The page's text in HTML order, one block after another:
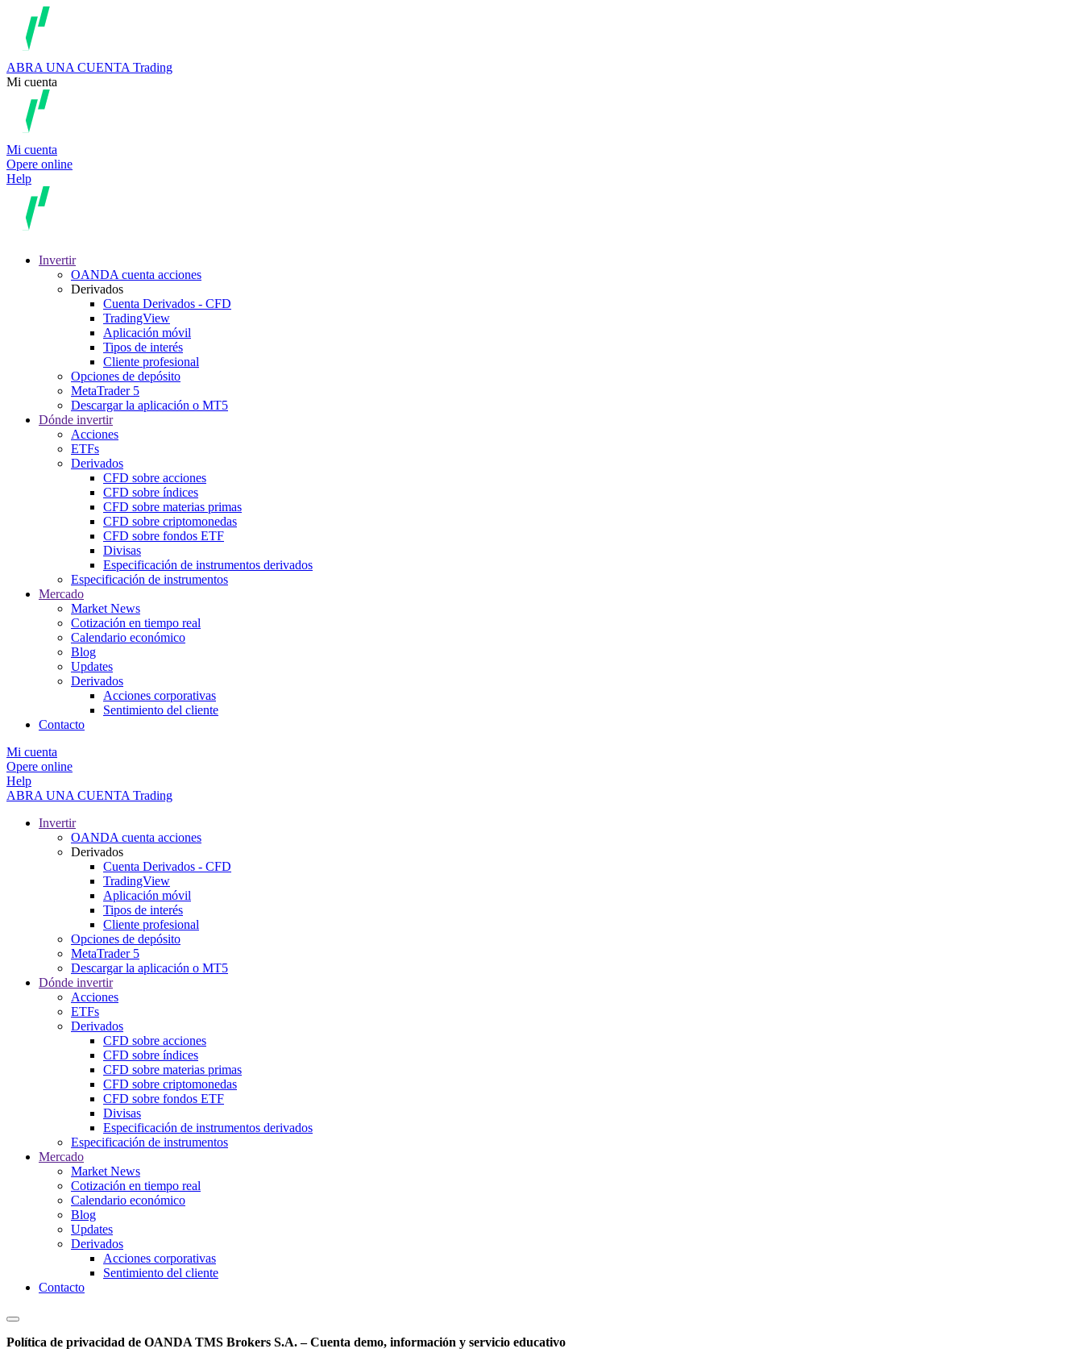
ABRA UNA CUENTA Trading
Mi cuenta
Mi cuenta
Opere online
Help
Invertir
OANDA cuenta acciones
Derivados
Cuenta Derivados - CFD
TradingView
Aplicación móvil
Tipos de interés
Cliente profesional
Opciones de depósito
MetaTrader 5
Descargar la aplicación o MT5
Dónde invertir
Acciones
ETFs
Derivados
CFD sobre acciones
CFD sobre índices
CFD sobre materias primas
CFD sobre criptomonedas
CFD sobre fondos ETF
Divisas
Especificación de instrumentos derivados
Especificación de instrumentos
Mercado
Market News
Cotización en tiempo real
Calendario económico
Blog
Updates
Derivados
Acciones corporativas
Sentimiento del cliente
Contacto
Mi cuenta
Opere online
Help
ABRA UNA CUENTA Trading
Invertir
OANDA cuenta acciones
Derivados
Cuenta Derivados - CFD
TradingView
Aplicación móvil
Tipos de interés
Cliente profesional
Opciones de depósito
MetaTrader 5
Descargar la aplicación o MT5
Dónde invertir
Acciones
ETFs
Derivados
CFD sobre acciones
CFD sobre índices
CFD sobre materias primas
CFD sobre criptomonedas
CFD sobre fondos ETF
Divisas
Especificación de instrumentos derivados
Especificación de instrumentos
Mercado
Market News
Cotización en tiempo real
Calendario económico
Blog
Updates
Derivados
Acciones corporativas
Sentimiento del cliente
Contacto
Política de privacidad de OANDA TMS Brokers S.A. – Cuenta demo, información y servicio educativo